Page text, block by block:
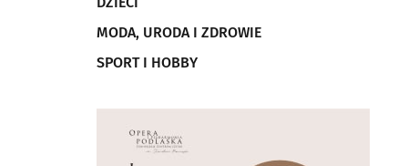
MODA, URODA I ZDROWIE
SPORT I HOBBY